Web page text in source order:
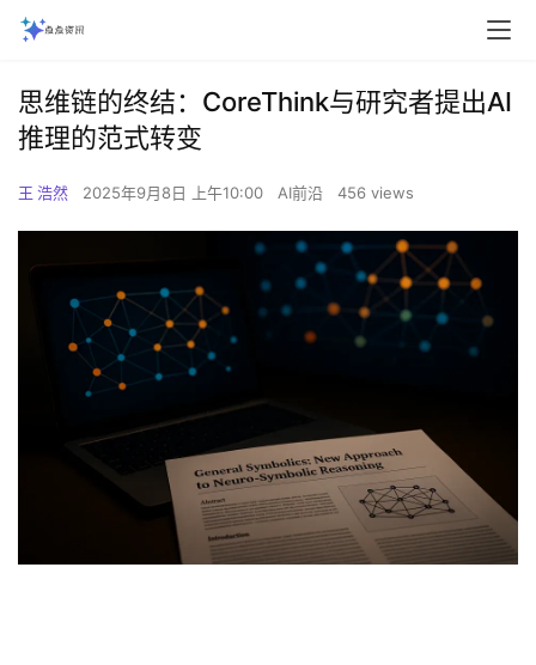
思维链的终结：CoreThink与研究者提出AI
推理的范式转变‌
王 浩然 2025年9月8日 上午10:00 AI前沿 456 views